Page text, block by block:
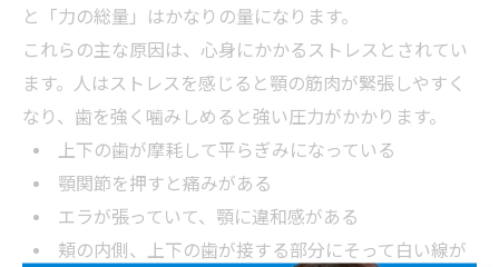
と「力の総量」はかなりの量になります。
これらの主な原因は、心身にかかるストレスとされてい
ます。人はストレスを感じると顎の筋肉が緊張しやすく
なり、歯を強く噛みしめると強い圧力がかかります。
上下の歯が摩耗して平らぎみになっている
顎関節を押すと痛みがある
エラが張っていて、顎に違和感がある
頬の内側、上下の歯が接する部分にそって白い線が